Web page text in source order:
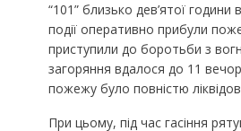
“101” близько дев’ятої години
події оперативно прибули
приступили до боротьби з
загоряння вдалося до 11
пожежу було повністю
При цьому, під час гасіння